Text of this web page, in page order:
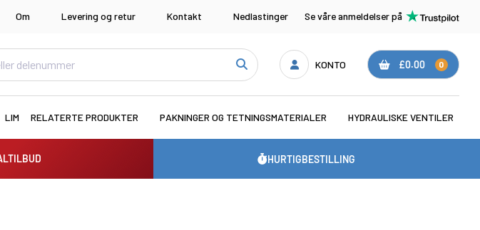
Om Levering og retur Kontakt Nedlastinger Se våre anmeldelser på
KONTO £0.00 0
LIM RELATERTE PRODUKTER PAKNINGER OG TETNINGSMATERIALER HYDRAULISKE VENTILER
HURTIGBESTILLING